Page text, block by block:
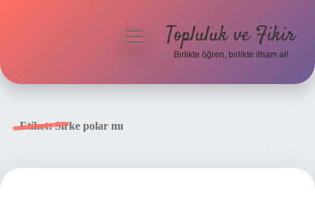
menüyüTopluluk ve Fikir
Birlikte öğren, birlikte ilham al!
Etiket:Sirke polar mı